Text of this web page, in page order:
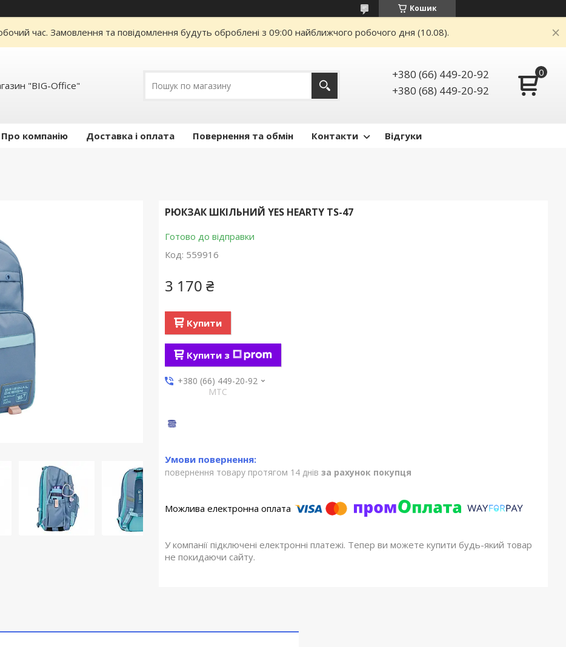
Кошик
час. Замовлення та повідомлення будуть оброблені з 09:00 найближчого робочого дня (10.08).
"BIG-Office"
+380 (66) 449-20-92
+380 (68) 449-20-92
Про компанію Доставка і оплата Повернення та обмін Контакти Відгуки
РЮКЗАК ШКІЛЬНИЙ YES HEARTY TS-47
Готово до відправки
Код: 559916
3 170 ₴
Купити
Купити з
+380 (66) 449-20-92
МТС
повернення товару протягом 14 днів за рахунок покупця
У компанії підключені електронні платежі. Тепер ви можете купити будь-який товар
не покидаючи сайту.